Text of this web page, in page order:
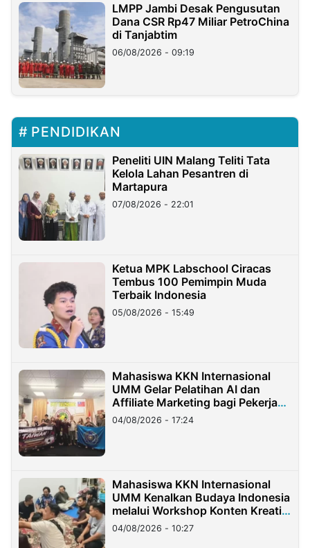
LMPP Jambi Desak Pengusutan
Dana CSR Rp47 Miliar PetroChina
di Tanjabtim
06/08/2026 - 09:19
PENDIDIKAN
Peneliti UIN Malang Teliti Tata
Kelola Lahan Pesantren di
Martapura
07/08/2026 - 22:01
Ketua MPK Labschool Ciracas
Tembus 100 Pemimpin Muda
Terbaik Indonesia
05/08/2026 - 15:49
Mahasiswa KKN Internasional
UMM Gelar Pelatihan AI dan
Affiliate Marketing bagi Pekerja
Migran Indonesia di Taiwan
04/08/2026 - 17:24
Mahasiswa KKN Internasional
UMM Kenalkan Budaya Indonesia
melalui Workshop Konten Kreatif
di Taiwan
04/08/2026 - 10:27